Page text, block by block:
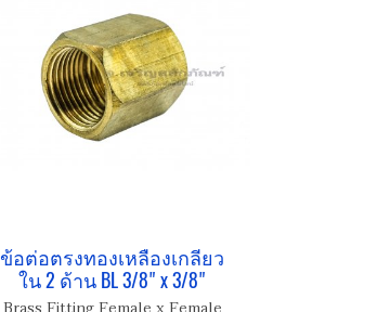
ข้อต่อตรงทองเหลืองเกลียว
ใน 2 ด้าน BL 3/8" x 3/8"